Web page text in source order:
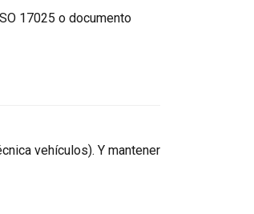
17025 o documento
vehículos). Y mantener